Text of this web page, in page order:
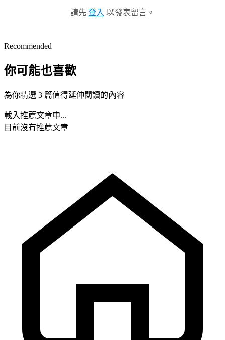
請先 登入 以發表留言。
Recommended
你可能也喜歡
為你精選 3 篇值得延伸閱讀的內容
載入推薦文章中...
目前沒有推薦文章